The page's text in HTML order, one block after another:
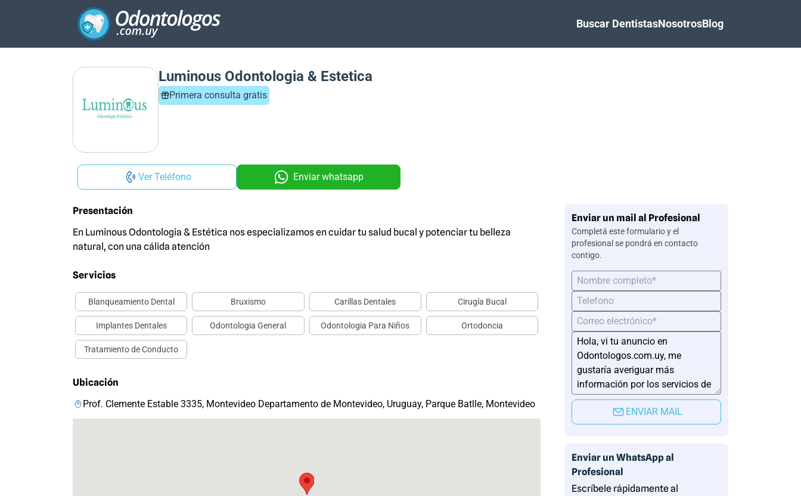
Buscar DentistasNosotrosBlog
Luminous Odontologia & Estetica
Primera consulta gratis
Ver Teléfono Enviar whatsapp
Presentación
En Luminous Odontologia & Estética nos especializamos en cuidar tu salud bucal y potenciar tu belleza
natural, con una cálida atención
Servicios
Blanqueamiento Dental Bruxismo Carillas Dentales Cirugía Bucal
Implantes Dentales Odontologia General Odontologia Para Niños Ortodoncia
Tratamiento de Conducto
Ubicación
Prof. Clemente Estable 3335, Montevideo Departamento de Montevideo, Uruguay, Parque Batlle, Montevideo
Enviar un mail al Profesional
Completá este formulario y el
profesional se pondrá en contacto
contigo.
ENVIAR MAIL
Enviar un WhatsApp al
Profesional
Escríbele rápidamente al